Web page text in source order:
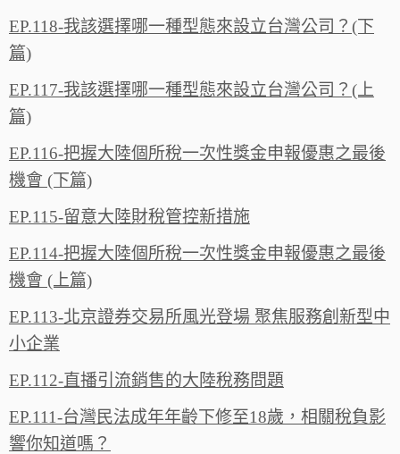
EP.118-我該選擇哪一種型態來設立台灣公司？(下
篇)
EP.117-我該選擇哪一種型態來設立台灣公司？(上
篇)
EP.116-把握大陸個所稅一次性獎金申報優惠之最後
機會 (下篇)
EP.115-留意大陸財稅管控新措施
EP.114-把握大陸個所稅一次性獎金申報優惠之最後
機會 (上篇)
EP.113-北京證券交易所風光登場 聚焦服務創新型中
小企業
EP.112-直播引流銷售的大陸稅務問題
EP.111-台灣民法成年年齡下修至18歲，相關稅負影
響你知道嗎？